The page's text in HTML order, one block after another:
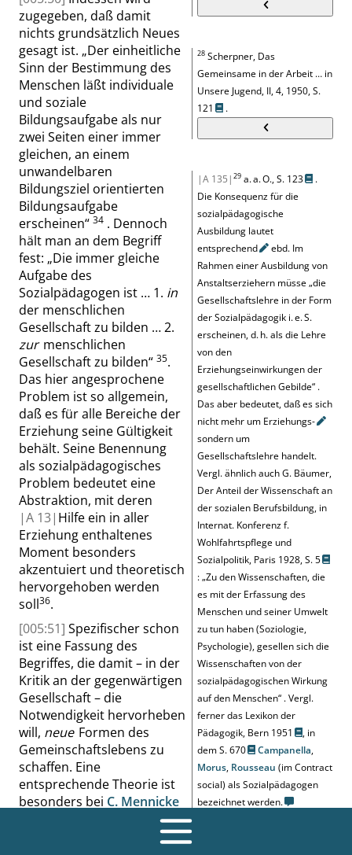
28 Scherpner, Das
Gemeinsame in der Arbeit … in
Unsere Jugend, II, 4, 1950,S.
121
.
|A 135| 29 a. a. O.,S. 123
.
Die Konsequenz für die
sozialpädagogische
Ausbildung lautet
entsprechend
ebd. Im
Rahmen einer Ausbildung von
Anstaltserziehern müsse„die
Gesellschaftslehre in der Form
der Sozialpädagogik i. e. S.
erscheinen, d. h. als die Lehre
von den
Erziehungseinwirkungen der
gesellschaftlichen Gebilde“ .
Das aber bedeutet, daß es sich
nicht mehr um Erziehungs-
sondern um
Gesellschaftslehre handelt.
Vergl. ähnlich auchG. Bäumer,
Der Anteil der Wissenschaft an
der sozialen Berufsbildung, in
Internat. Konferenz f.
Wohlfahrtspflege und
Sozialpolitik, Paris 1928,S. 5
:„Zu den Wissenschaften, die
es mit der Erfassung des
Menschen und seiner Umwelt
zu tun haben (Soziologie,
Psychologie), gesellen sich die
Wissenschaften von der
sozialpädagogischen Wirkung
auf den Menschen“ .Vergl.
ferner das Lexikon der
Pädagogik, Bern 1951
, in
demS. 670 Campanella,
Morus, Rousseau (imContract
social) als Sozialpädagogen
bezeichnet werden.
zugegeben, daß damit
nichts grundsätzlich Neues
gesagt ist. „Der einheitliche
Sinn der Bestimmung des
Menschen läßt individuale
und soziale
Bildungsaufgabe als nur
zwei Seiten einer immer
gleichen, an einem
unwandelbaren
Bildungsziel orientierten
Bildungsaufgabe
erscheinen“ 34 . Dennoch
hält man an dem Begriff
fest: „Die immer gleiche
Aufgabe des
Sozialpädagogen ist … 1. in
der menschlichen
Gesellschaft zu bilden … 2.
zurmenschlichen
Gesellschaft zu bilden“ 35.
Das hier angesprochene
Problem ist so allgemein,
daß es für alle Bereiche der
Erziehung seine Gültigkeit
behält. Seine Benennung
als sozialpädagogisches
Problem bedeutet eine
Abstraktion, mit deren
|A 13| Hilfe ein in aller
Erziehung enthaltenes
Moment besonders
akzentuiert und theoretisch
hervorgehoben werden
soll36.
[005:51] Spezifischer schon
ist eine Fassung des
Begriffes, die damit – in der
Kritik an der gegenwärtigen
Gesellschaft – die
Notwendigkeit hervorheben
will, neue Formen des
Gemeinschaftslebens zu
schaffen. Eine
entsprechende Theorie ist
besonders bei C. Mennicke
zu finden. Sozialpädagogik